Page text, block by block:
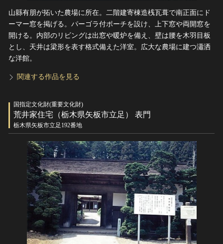
山縣有朋が拓いた農場に所在。二階建寄棟造桟瓦葺で南正面にド
ーマー窓を掲げる。パーゴラ付ポーチを設け、上下窓や両開窓を
開ける。内部のリビングは出窓や暖炉を備え、壁は腰を木羽目板
とし、天井は梁形を表す格式備えた洋室。広大な農場に建つ瀟洒
な洋館。
関連する作品を見る
国指定文化財(重要文化財)
荒井家住宅（栃木県矢板市立足） 表門
栃木県矢板市立足192番地